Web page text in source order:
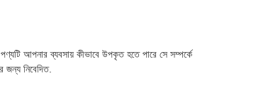
আপনার ব্যবসায় কীভাবে উপকৃত হতে পারে সে সম্পর্কে
নিবেদিত.